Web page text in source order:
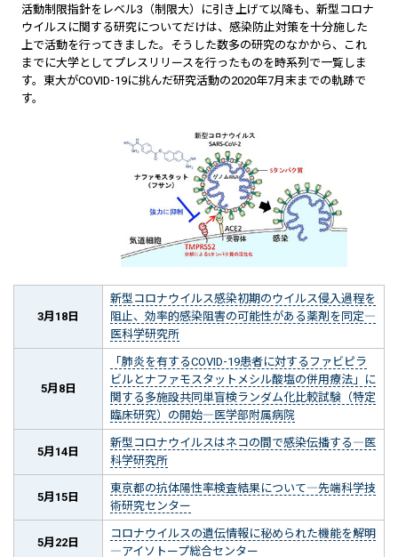
活動制限指針をレベル3（制限大）に引き上げて以降も、新型コロナ
ウイルスに関する研究についてだけは、感染防止対策を十分施した
上で活動を行ってきました。そうした数多の研究のなかから、これ
までに大学としてプレスリリースを行ったものを時系列で一覧しま
す。東大がCOVID-19に挑んだ研究活動の2020年7月末までの軌跡で
す。
3月18日
新型コロナウイルス感染初期のウイルス侵入過程を
阻止、効率的感染阻害の可能性がある薬剤を同定―
医科学研究所
5月8日
「肺炎を有するCOVID-19患者に対するファビピラ
ビルとナファモスタットメシル酸塩の併用療法」に
関する多施設共同単盲検ランダム化比較試験（特定
臨床研究）の開始―医学部附属病院
5月14日
新型コロナウイルスはネコの間で感染伝播する―医
科学研究所
5月15日
東京都の抗体陽性率検査結果について―先端科学技
術研究センター
5月22日
コロナウイルスの遺伝情報に秘められた機能を解明
―アイソトープ総合センター